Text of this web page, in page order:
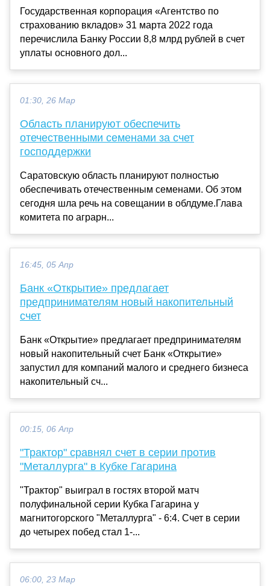
Государственная корпорация «Агентство по
страхованию вкладов» 31 марта 2022 года
перечислила Банку России 8,8 млрд рублей в счет
уплаты основного дол...
01:30, 26 Мар
Область планируют обеспечить
отечественными семенами за счет
господдержки
Саратовскую область планируют полностью
обеспечивать отечественным семенами. Об этом
сегодня шла речь на совещании в облдуме.Глава
комитета по аграрн...
16:45, 05 Апр
Банк «Открытие» предлагает
предпринимателям новый накопительный
счет
Банк «Открытие» предлагает предпринимателям
новый накопительный счет Банк «Открытие»
запустил для компаний малого и среднего бизнеса
накопительный сч...
00:15, 06 Апр
"Трактор" сравнял счет в серии против
"Металлурга" в Кубке Гагарина
"Трактор" выиграл в гостях второй матч
полуфинальной серии Кубка Гагарина у
магнитогорского "Металлурга" - 6:4. Счет в серии
до четырех побед стал 1-...
06:00, 23 Мар